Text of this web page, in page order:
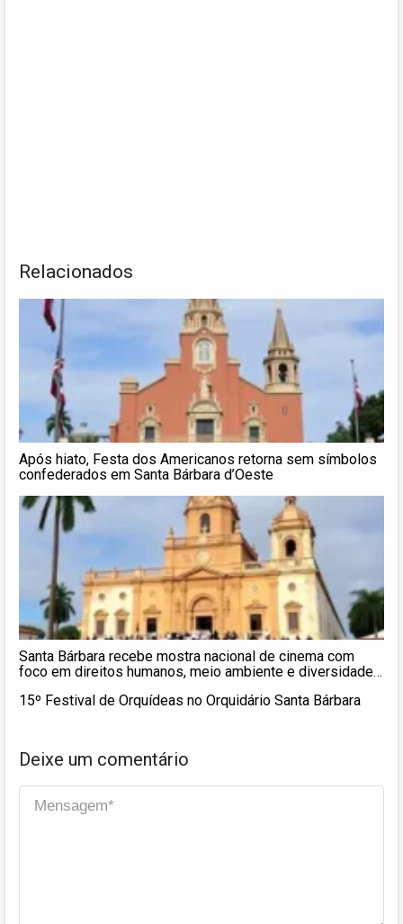
Relacionados
Após hiato, Festa dos Americanos retorna sem símbolos
confederados em Santa Bárbara d’Oeste
Santa Bárbara recebe mostra nacional de cinema com
foco em direitos humanos, meio ambiente e diversidade
15º Festival de Orquídeas no Orquidário Santa Bárbara
Deixe um comentário